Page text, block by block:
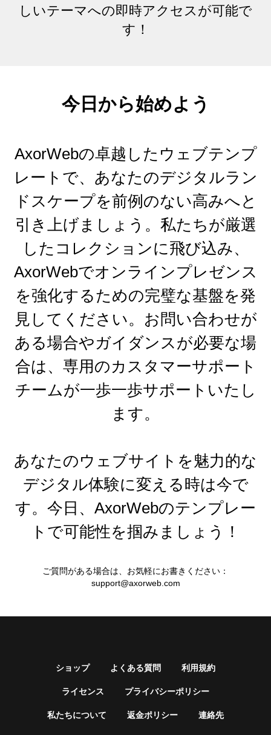
しいテーマへの即時アクセスが可能で
す！
今日から始めよう
AxorWebの卓越したウェブテンプ
レートで、あなたのデジタルラン
ドスケープを前例のない高みへと
引き上げましょう。私たちが厳選
したコレクションに飛び込み、
AxorWebでオンラインプレゼンス
を強化するための完璧な基盤を発
見してください。お問い合わせが
ある場合やガイダンスが必要な場
合は、専用のカスタマーサポート
チームが一歩一歩サポートいたし
ます。
あなたのウェブサイトを魅力的な
デジタル体験に変える時は今で
す。今日、AxorWebのテンプレー
トで可能性を掴みましょう！
ご質問がある場合は、お気軽にお書きください：
support@axorweb.com
ショップ よくある質問 利用規約
ライセンス プライバシーポリシー
私たちについて 返金ポリシー 連絡先